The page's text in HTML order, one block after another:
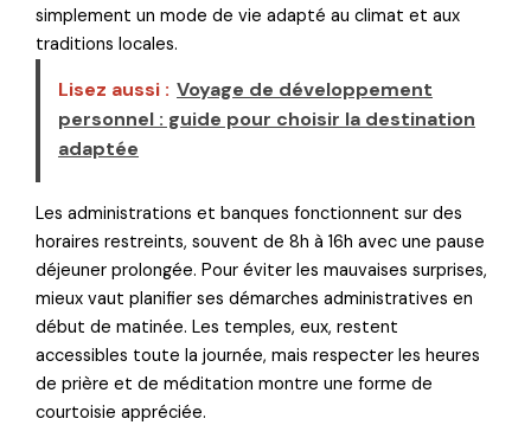
simplement un mode de vie adapté au climat et aux
traditions locales.
Lisez aussi : Voyage de développement
personnel : guide pour choisir la destination
adaptée
Les administrations et banques fonctionnent sur des
horaires restreints, souvent de 8h à 16h avec une pause
déjeuner prolongée. Pour éviter les mauvaises surprises,
mieux vaut planifier ses démarches administratives en
début de matinée. Les temples, eux, restent
accessibles toute la journée, mais respecter les heures
de prière et de méditation montre une forme de
courtoisie appréciée.